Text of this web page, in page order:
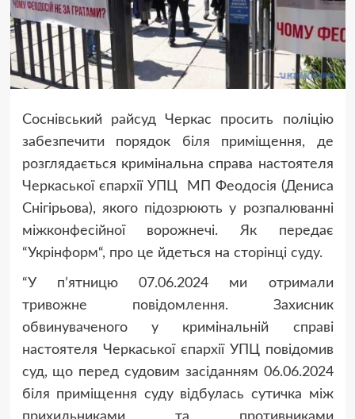
Соснівський райсуд Черкас просить поліцію
забезпечити порядок біля приміщення, де
розглядається кримінальна справа настоятеля
Черкаської єпархії УПЦ МП Феодосія (Дениса
Снігірьова), якого підозрюють у розпалюванні
міжконфесійної ворожнечі. Як передає
“Укрінформ“, про це йдеться на сторінці суду.
“У пʼятницю 07.06.2024 ми отримали
тривожне повідомлення. Захисник
обвинуваченого у кримінальній справі
настоятеля Черкаської єпархії УПЦ повідомив
суд, що перед судовим засіданням 06.06.2024
біля приміщення суду відбулась сутичка між